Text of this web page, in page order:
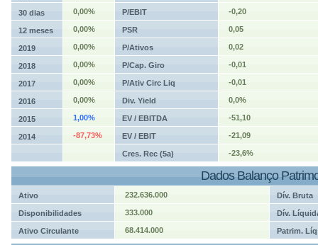
30 dias 0,00% P/EBIT -0,20
12 meses 0,00% PSR 0,05
2019 0,00% P/Ativos 0,02
2018 0,00% P/Cap. Giro -0,01
2017 0,00% P/Ativ Circ Liq -0,01
2016 0,00% Div. Yield 0,0%
2015 1,00% EV / EBITDA -51,10
2014 -87,73% EV / EBIT -21,09
Cres. Rec (5a) -23,6%
Dados Balanço
Ativo 232.636.000 Dív. Bruta
Disponibilidades 333.000 Dív.
Ativo Circulante 68.414.000 Patrim. Líq